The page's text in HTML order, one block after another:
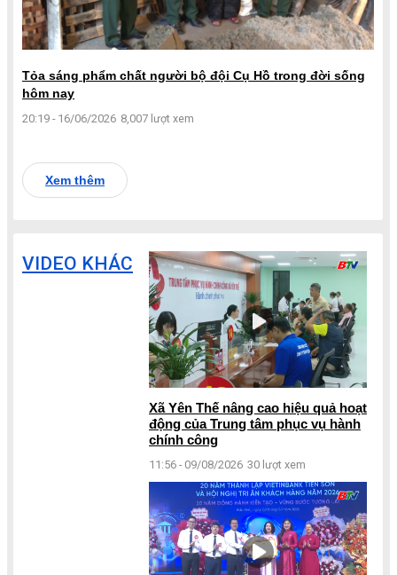
Tỏa sáng phẩm chất người bộ đội Cụ Hồ trong đời sống
hôm nay
20:19 - 16/06/2026 8,007 lượt xem
Xem thêm
VIDEO KHÁC
Xã Yên Thế nâng cao hiệu quả hoạt
động của Trung tâm phục vụ hành
chính công
11:56 - 09/08/2026 30 lượt xem